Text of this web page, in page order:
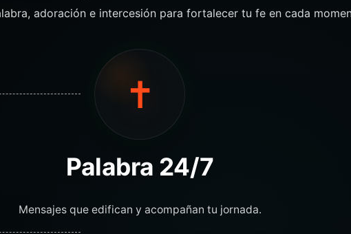
adoración e intercesión para fortalecer tu fe en cada
✝
Palabra 24/7
Mensajes que edifican y acompañan tu jornada.